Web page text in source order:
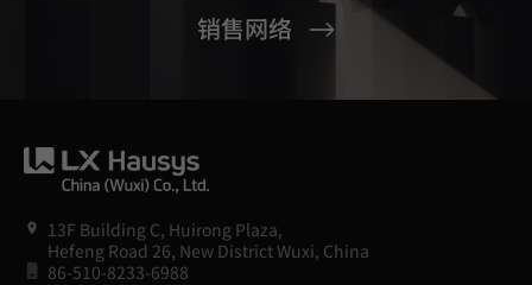
销售网络
13F Building C, Huirong Plaza,
Hefeng Road 26, New District Wuxi, China
86-510-8233-6988